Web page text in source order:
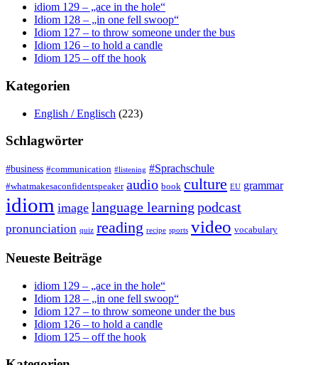
idiom 129 – „ace in the hole“
Idiom 128 – „in one fell swoop“
Idiom 127 – to throw someone under the bus
Idiom 126 – to hold a candle
Idiom 125 – off the hook
Kategorien
English / Englisch (223)
Schlagwörter
#business #communication #listening #Sprachschule
#whatmakesaconfidentspeaker audio book culture EU grammar
idiom image language learning podcast
pronunciation quiz reading recipe sports video vocabulary
Neueste Beiträge
idiom 129 – „ace in the hole“
Idiom 128 – „in one fell swoop“
Idiom 127 – to throw someone under the bus
Idiom 126 – to hold a candle
Idiom 125 – off the hook